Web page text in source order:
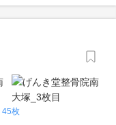
45枚